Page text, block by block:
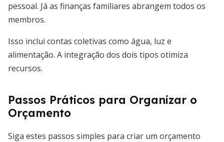
pessoal. Já as finanças familiares abrangem todos os
membros.
Isso inclui contas coletivas como água, luz e
alimentação. A integração dos dois tipos otimiza
recursos.
Passos Práticos para Organizar o
Orçamento
Siga estes passos simples para criar um orçamento